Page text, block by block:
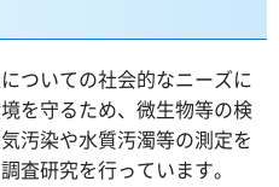
ついての社会的なニーズに
を守るため、微生物等の検
汚染や水質汚濁等の測定を
査研究を行っています。